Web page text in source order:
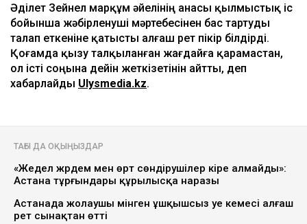
Әділет Зейнел марқұм әйелінің анасы қылмыстық іс
бойынша жәбірленуші мәртебесінен бас тартуды
талап еткеніне қатысты алғаш рет пікір білдірді.
Қоғамда қызу талқыланған жағдайға қарамастан,
ол істі соңына дейін жеткізетінін айтты, деп
хабарлайды Ulysmedia.kz.
ТАҒЫ ДА ОҚЫҢЫЗДАР
«Жедел жәрдем мен өрт сөндірушілер кіре алмайды»:
Астана тұрғындары құрылысқа наразы
Астанада жолаушы мінген ұшқышсыз әуе кемесі алғаш
рет сынақтан өтті